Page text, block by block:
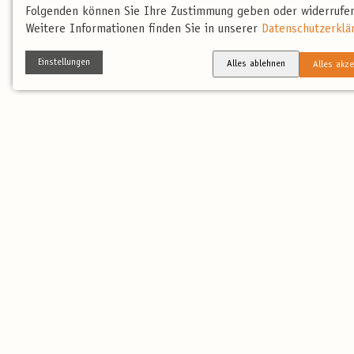
Folgenden können Sie Ihre Zustimmung geben oder
Weitere Informationen finden Sie in unserer
Einstellungen Alles ablehnen Alles